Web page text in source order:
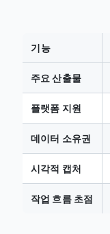
기능
주요 산출물
플랫폼 지원
데이터 소유권
시각적 캡처
작업 흐름 초점